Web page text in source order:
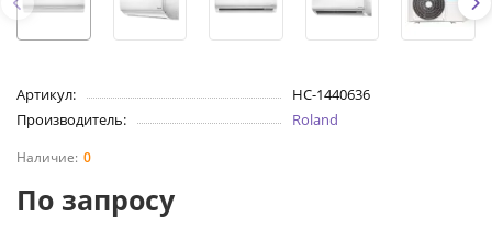
Артикул:
НС-1440636
Производитель:
Roland
0
По запросу